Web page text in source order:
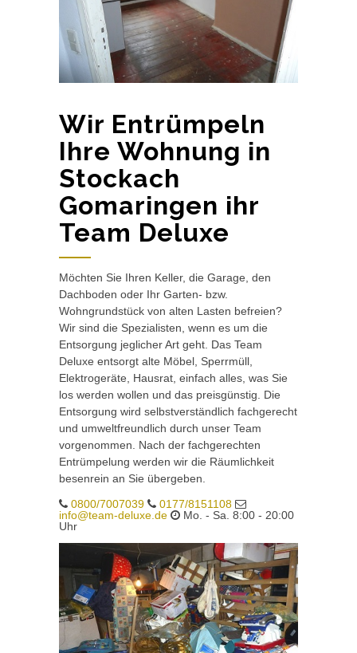
Wir Entrümpeln
Ihre Wohnung in
Stockach
Gomaringen ihr
Team Deluxe
Möchten Sie Ihren Keller, die Garage, den
Dachboden oder Ihr Garten- bzw.
Wohngrundstück von alten Lasten befreien?
Wir sind die Spezialisten, wenn es um die
Entsorgung jeglicher Art geht. Das Team
Deluxe entsorgt alte Möbel, Sperrmüll,
Elektrogeräte, Hausrat, einfach alles, was Sie
los werden wollen und das preisgünstig. Die
Entsorgung wird selbstverständlich fachgerecht
und umweltfreundlich durch unser Team
vorgenommen. Nach der fachgerechten
Entrümpelung werden wir die Räumlichkeit
besenrein an Sie übergeben.
0800/7007039
0177/8151108
info@team-deluxe.de
Mo. - Sa. 8:00 - 20:00
Uhr